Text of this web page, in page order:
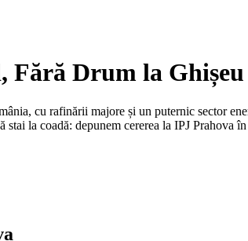
Drum la Ghișeu
cu rafinării majore și un puternic sector
stai la coadă: depunem cererea la IPJ Prahova în